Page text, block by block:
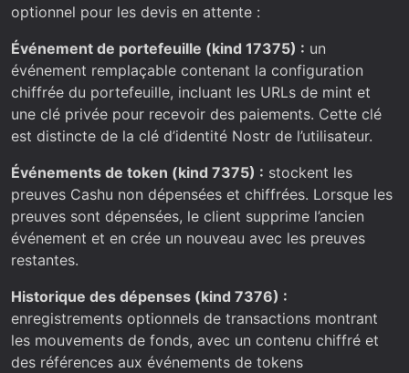
optionnel pour les devis en attente :
Événement de portefeuille (kind 17375) : un
événement remplaçable contenant la configuration
chiffrée du portefeuille, incluant les URLs de mint et
une clé privée pour recevoir des paiements. Cette clé
est distincte de la clé d’identité Nostr de l’utilisateur.
Événements de token (kind 7375) : stockent les
preuves Cashu non dépensées et chiffrées. Lorsque les
preuves sont dépensées, le client supprime l’ancien
événement et en crée un nouveau avec les preuves
restantes.
Historique des dépenses (kind 7376) :
enregistrements optionnels de transactions montrant
les mouvements de fonds, avec un contenu chiffré et
des références aux événements de tokens